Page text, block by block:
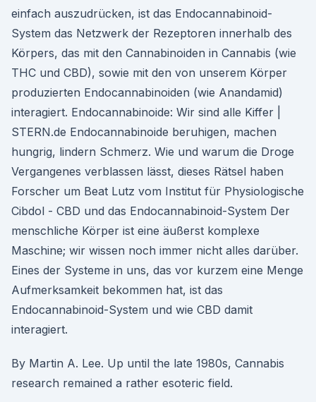
einfach auszudrücken, ist das Endocannabinoid-
System das Netzwerk der Rezeptoren innerhalb des
Körpers, das mit den Cannabinoiden in Cannabis (wie
THC und CBD), sowie mit den von unserem Körper
produzierten Endocannabinoiden (wie Anandamid)
interagiert. Endocannabinoide: Wir sind alle Kiffer |
STERN.de Endocannabinoide beruhigen, machen
hungrig, lindern Schmerz. Wie und warum die Droge
Vergangenes verblassen lässt, dieses Rätsel haben
Forscher um Beat Lutz vom Institut für Physiologische
Cibdol - CBD und das Endocannabinoid-System Der
menschliche Körper ist eine äußerst komplexe
Maschine; wir wissen noch immer nicht alles darüber.
Eines der Systeme in uns, das vor kurzem eine Menge
Aufmerksamkeit bekommen hat, ist das
Endocannabinoid-System und wie CBD damit
interagiert.
By Martin A. Lee. Up until the late 1980s, Cannabis
research remained a rather esoteric field.